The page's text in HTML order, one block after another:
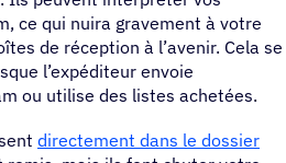
ce qui nuira gravement à votre
de réception à l’avenir. Cela se
l’expéditeur envoie
ou utilise des listes achetées.
directement dans le dossier